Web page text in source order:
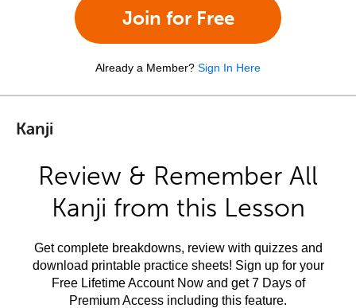
Join for Free
Already a Member? Sign In Here
Kanji
Review & Remember All
Kanji from this Lesson
Get complete breakdowns, review with quizzes and
download printable practice sheets! Sign up for your
Free Lifetime Account Now and get 7 Days of
Premium Access including this feature.